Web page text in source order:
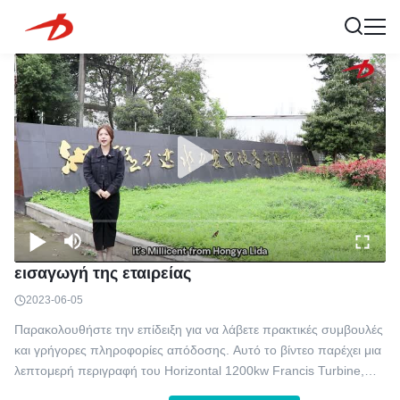
εισαγωγή της εταιρείας
2023-06-05
Παρακολουθήστε την επίδειξη για να λάβετε πρακτικές συμβουλές
και γρήγορες πληροφορίες απόδοσης. Αυτό το βίντεο παρέχει μια
λεπτομερή περιγραφή του Horizontal 1200kw Francis Turbine,